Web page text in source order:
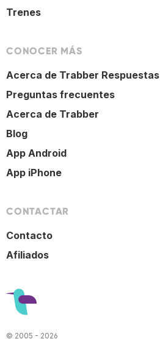
Trenes
CONOCER MÁS
Acerca de Trabber Respuestas
Preguntas frecuentes
Acerca de Trabber
Blog
App Android
App iPhone
CONTACTAR
Contacto
Afiliados
© 2005 - 2026